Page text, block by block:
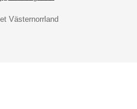
Västernorrland